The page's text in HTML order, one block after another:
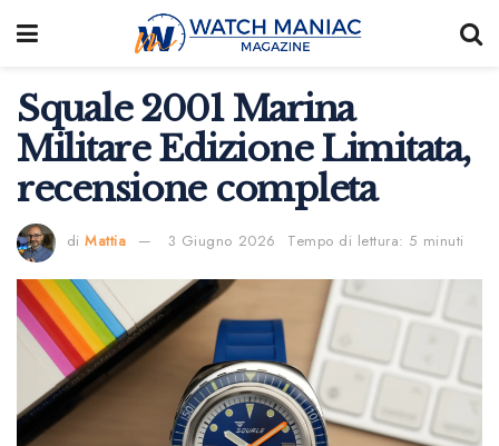
Squale 2001 Marina
Militare Edizione Limitata,
recensione completa
di Mattia 3 Giugno 2026 Tempo di lettura: 5 minuti